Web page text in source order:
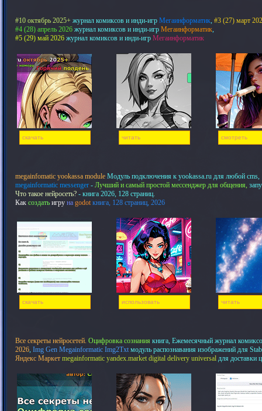
#10 октябрь 2025+ журнал комиксов и инди-игр Мегаинформатик, #3 (27) март
#4 (28) апрель 2026 журнал комиксов и инди-игр Мегаинформатик,
#5 (29) май 2026 журнал комиксов и инди-игр Мегаинформатик
скачать читать смотреть
megainfomatic yookassa module Модуль подключения к yookassa.ru для любой cms,
megainformatic messenger - Лучший и самый простой мессенджер для общения,
Что такое нейросеть? - книга 2026, 128 страниц.
Как создать игру на godot книга, 128 страниц, 2026
скачать использовать читать
Все секреты нейросетей. Оцифровка сознания книга, Ежемесячный журнал
2026, Img Gen Megainformatic Img2Txt модуль распознавания изображений для
Яндекс Маркет megainformatic yandex.market digital delivery universal для доставки